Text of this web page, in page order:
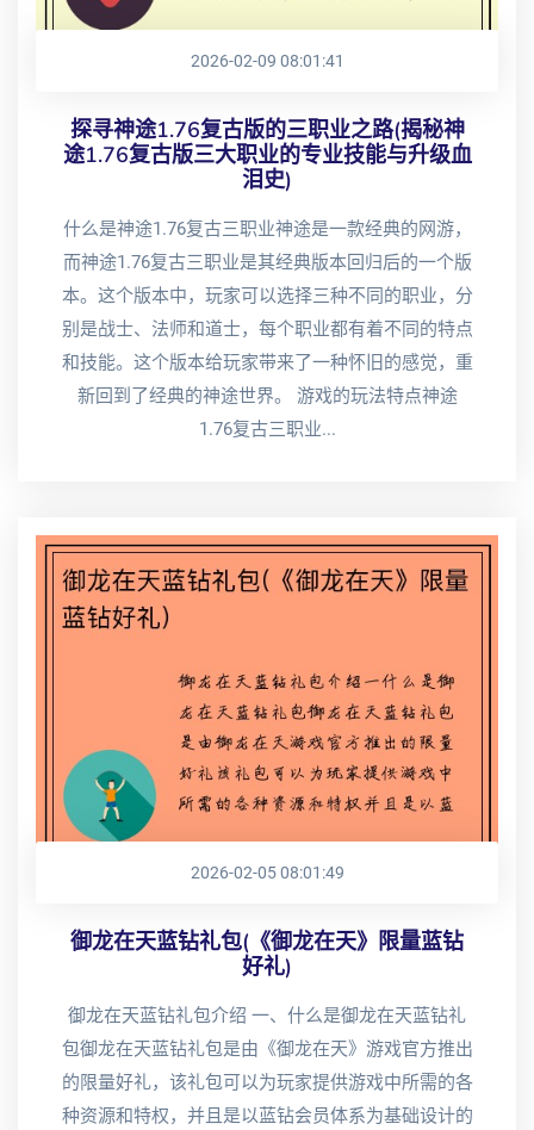
2026-02-09 08:01:41
探寻神途1.76复古版的三职业之路(揭秘神
途1.76复古版三大职业的专业技能与升级血
泪史)
什么是神途1.76复古三职业神途是一款经典的网游，
而神途1.76复古三职业是其经典版本回归后的一个版
本。这个版本中，玩家可以选择三种不同的职业，分
别是战士、法师和道士，每个职业都有着不同的特点
和技能。这个版本给玩家带来了一种怀旧的感觉，重
新回到了经典的神途世界。 游戏的玩法特点神途
1.76复古三职业...
2026-02-05 08:01:49
御龙在天蓝钻礼包(《御龙在天》限量蓝钻
好礼)
御龙在天蓝钻礼包介绍 一、什么是御龙在天蓝钻礼
包御龙在天蓝钻礼包是由《御龙在天》游戏官方推出
的限量好礼，该礼包可以为玩家提供游戏中所需的各
种资源和特权，并且是以蓝钻会员体系为基础设计的